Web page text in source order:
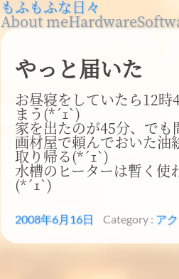
もふもふな日々
About meHardware
やっと届いた
お昼寝をしていたら12
まう(*´ｪ`)
家を出たのが45分、で
画材屋で頼んでおいた油
取り帰る(*´ｪ`)
水槽のヒーターは暫く使
(*´ｪ`)
2008年6月16日 Category : ア